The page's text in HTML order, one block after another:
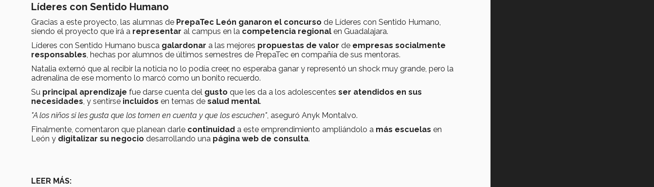
Líderes con Sentido Humano
Gracias a este proyecto, las alumnas de PrepaTec León ganaron el concurso de Líderes con Sentido Humano,
siendo el proyecto que irá a representar al campus en la competencia regional en Guadalajara.
Líderes con Sentido Humano busca galardonar a las mejores propuestas de valor de empresas socialmente
responsables, hechas por alumnos de últimos semestres de PrepaTec en compañía de sus mentoras.
Natalia externó que al recibir la noticia no lo podía creer, no esperaba ganar y representó un shock muy grande, pero la
adrenalina de ese momento lo marcó como un bonito recuerdo.
Su principal aprendizaje fue darse cuenta del gusto que les da a los adolescentes ser atendidos en sus
necesidades, y sentirse incluidos en temas de salud mental.
"A los niños si les gusta que los tomen en cuenta y que los escuchen", aseguró Anyk Montalvo.
Finalmente, comentaron que planean darle continuidad a este emprendimiento ampliándolo a más escuelas en
León y digitalizar su negocio desarrollando una página web de consulta.
LEER MÁS: